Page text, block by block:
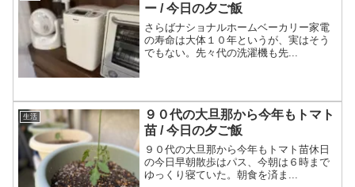
ー / 今日の夕ご飯
さらばナショナルホームベーカリー家電
の寿命は大体１０年というが、実はそう
でもない。先々代の洗濯機も先...
生活
９０代の大旦那から今年もトマト
苗 / 今日の夕ご飯
９０代の大旦那から今年もトマト苗休日
の今日早朝散歩はパス、今朝は６時まで
ゆっくり寝ていた。朝食を済ま...